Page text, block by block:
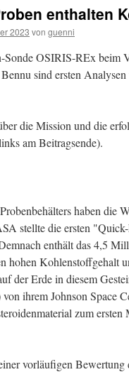
enthalten
2023 von guenni
OSIRIS-REx beim
sind ersten
die Mission und die
am Beitragsende).
haben die
stellte die ersten
enthält das 4,5
hohen Kohlenstoffgehalt
der Erde in diesem
ihrem Johnson Space
zum
vorläufigen